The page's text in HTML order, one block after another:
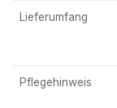
Lieferumfang
Pflegehinweis